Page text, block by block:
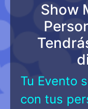
Show
Tu Evento
con tus